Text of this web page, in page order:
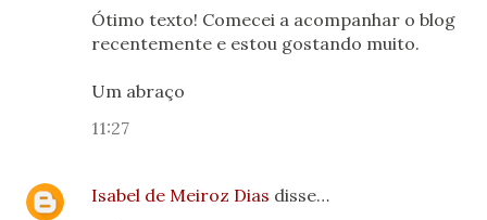
Ótimo texto! Comecei a acompanhar o blog
recentemente e estou gostando muito.
Um abraço
11:27
Isabel de Meiroz Dias disse…